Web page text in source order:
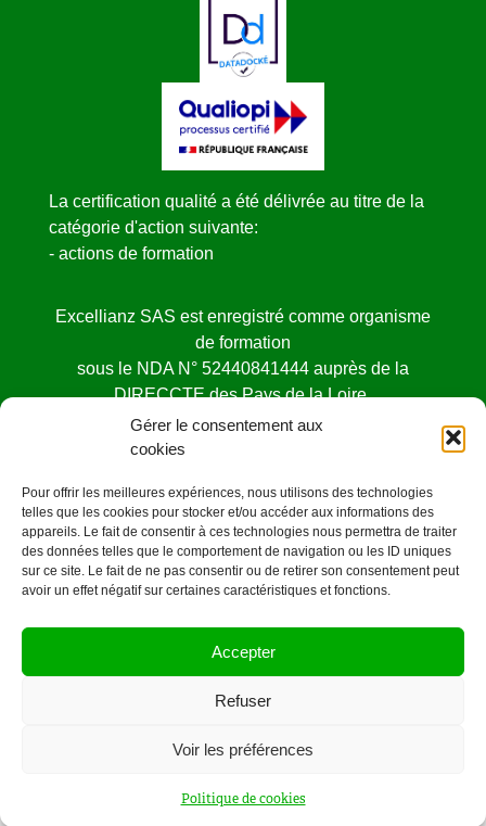
Gérer le consentement aux
cookies
Pour offrir les meilleures expériences, nous utilisons des technologies
telles que les cookies pour stocker et/ou accéder aux informations des
appareils. Le fait de consentir à ces technologies nous permettra de traiter
des données telles que le comportement de navigation ou les ID uniques
sur ce site. Le fait de ne pas consentir ou de retirer son consentement peut
avoir un effet négatif sur certaines caractéristiques et fonctions.
Accepter
Refuser
Voir les préférences
Politique de cookies
La certification qualité a été délivrée au titre de la
catégorie d'action suivante:
- actions de formation
Excellianz SAS est enregistré comme organisme
de formation
sous le NDA N° 52440841444 auprès de la
DIRECCTE des Pays de la Loire.
Cet enregistrement ne vaut pas agrément de l’état
Mentions légales
©OrangeCarre.fr -2020
CONTACT
44000 Nantes